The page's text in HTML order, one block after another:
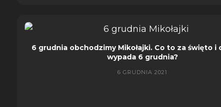
6 grudnia obchodzimy Mikołajki. Co to za święto i
wypada 6 grudnia?
6 GRUDNIA 2021